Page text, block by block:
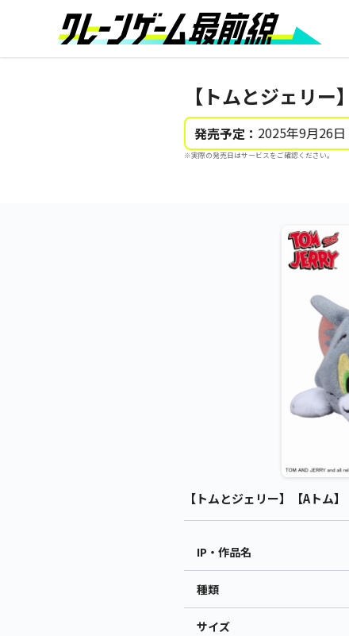
【トムとジェリ
発売予定： 2025年9月26
※実際の発売日はサービスをご確認ください。
【トムとジェリー】【Aトム
IP・作品名
種類
サイズ